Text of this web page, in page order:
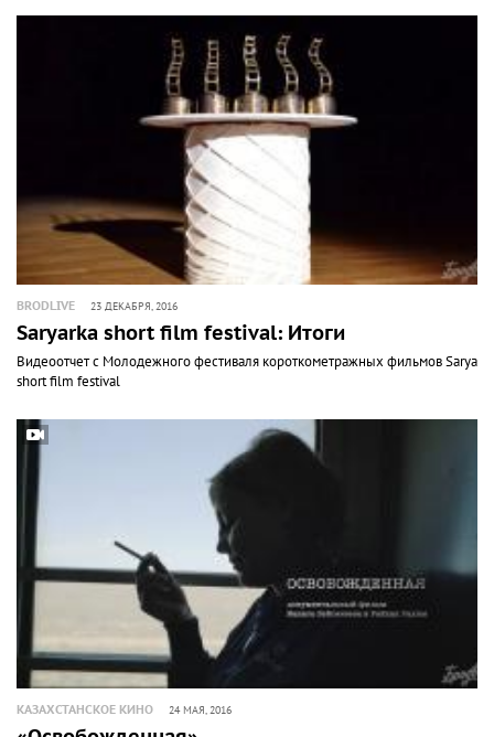
BRODLIVE 23 ДЕКАБРЯ, 2016
Saryarka short film festival: Итоги
Видеоотчет с Молодежного фестиваля короткометражных фильмов Saryarka
short film festival
КАЗАХСТАНСКОЕ КИНО 24 МАЯ, 2016